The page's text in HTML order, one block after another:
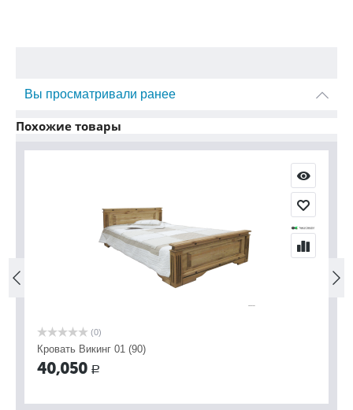
Вы просматривали ранее
Похожие товары
(0)
Кровать Викинг 01 (90)
40,050 Р